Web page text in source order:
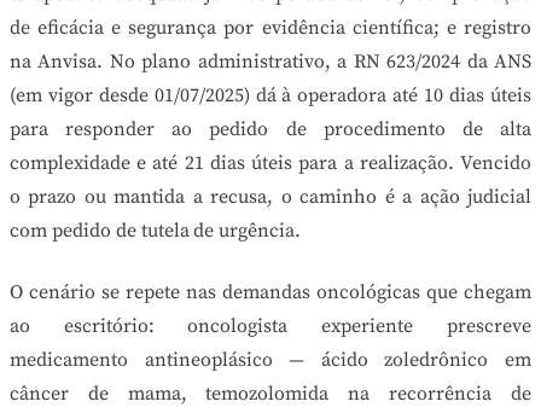
de eficácia e segurança por evidência científica; e registro
na Anvisa. No plano administrativo, a RN 623/2024 da ANS
(em vigor desde 01/07/2025) dá à operadora até 10 dias úteis
para responder ao pedido de procedimento de alta
complexidade e até 21 dias úteis para a realização. Vencido
o prazo ou mantida a recusa, o caminho é a ação judicial
com pedido de tutela de urgência.
O cenário se repete nas demandas oncológicas que chegam
ao escritório: oncologista experiente prescreve
medicamento antineoplásico — ácido zoledrônico em
câncer de mama, temozolomida na recorrência de